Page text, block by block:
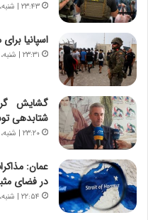
۲۳:۴۳ | شنبه، ۱۷ مرداد ۱۴۰۵
اسپانیا
۲۳:۳۱ | شنبه، ۱۷ مرداد ۱۴۰۵
شتابدهی
۲۳:۲۰ | شنبه، ۱۷ مرداد ۱۴۰۵
عمان:
در فضای
۲۲:۵۴ | شنبه، ۱۷ مرداد ۱۴۰۵